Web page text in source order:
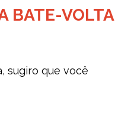
BATE-VOLTA
sugiro que você